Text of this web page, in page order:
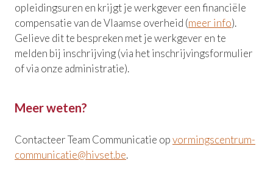
opleidingsuren en krijgt je werkgever een financiële
compensatie van de Vlaamse overheid (meer info).
Gelieve dit te bespreken met je werkgever en te
melden bij inschrijving (via het inschrijvingsformulier
of via onze administratie).
Meer weten?
Contacteer Team Communicatie opvormingscentrum-
communicatie@hivset.be.